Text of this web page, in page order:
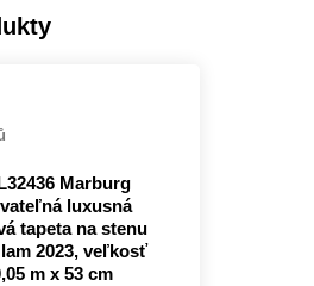
Marburg
luxusná
tapeta na stenu
2023, veľkosť
m x 53 cm